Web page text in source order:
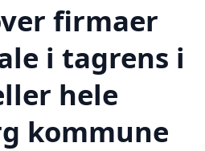
firmaer
i tagrens i
hele
kommune